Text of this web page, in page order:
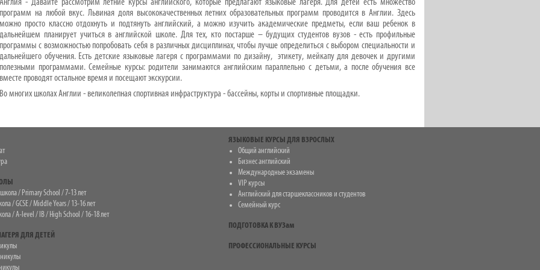
Англия - Давайте рассмотрим летние курсы английского, которые предлагают языковые лагеря. Для детей есть множество
программ на любой вкус. Львиная доля высококачественных летних образовательных программ проводится в Англии. Здесь
можно просто классно отдохнуть и подтянуть английский, а можно изучить академические предметы, если ваш ребенок в
дальнейшем планирует учиться в английской школе. Для тех, кто постарше – будущих студентов вузов - есть профильные
программы с возможностью попробовать себя в различных дисциплинах, чтобы лучше определиться с выбором специальности и
дальнейшего обучения. Есть детские языковые лагеря с программами по дизайну, этикету, мейкапу для девочек и другими
полезными программами. Семейные курсы: родители занимаются английским параллельно с детьми, а после обучения все
вместе проводят остальное время и посещают экскурсии.
Во многих школах Англии - великолепная спортивная инфраструктура - бассейны, корты и спортивные площадки.
/ Primary School / 7-13 лет
/ GCSE / Middle Years / 13-16 лет
/ A-level / IB / High School / 16-18 лет
ДЛЯ ДЕТЕЙ
ЯЗЫКОВЫЕ КУРСЫ ДЛЯ ВЗРОСЛЫХ
Общий английский
Бизнес английский
Международные экзамены
VIP курсы
Английский для старшеклассников и студентов
Семейный курс
ПОДГОТОВКА К ВУЗам
ПРОФЕССИОНАЛЬНЫЕ КУРСЫ